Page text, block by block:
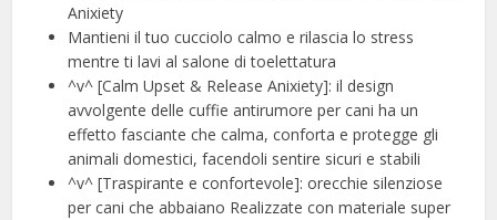
Anixiety
Mantieni il tuo cucciolo calmo e rilascia lo stress
mentre ti lavi al salone di toelettatura
^v^ [Calm Upset & Release Anixiety]: il design
avvolgente delle cuffie antirumore per cani ha un
effetto fasciante che calma, conforta e protegge gli
animali domestici, facendoli sentire sicuri e stabili
^v^ [Traspirante e confortevole]: orecchie silenziose
per cani che abbaiano Realizzate con materiale super